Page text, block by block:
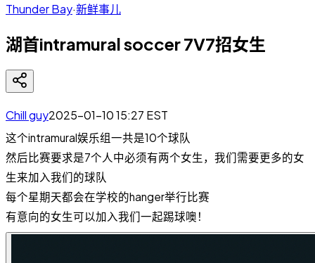
Thunder Bay·新鲜事儿
湖首intramural soccer 7V7招女生
Chill guy2025-01-10 15:27 EST
这个intramural娱乐组一共是10个球队
然后比赛要求是7个人中必须有两个女生，我们需要更多的女
生来加入我们的球队
每个星期天都会在学校的hanger举行比赛
有意向的女生可以加入我们一起踢球噢！